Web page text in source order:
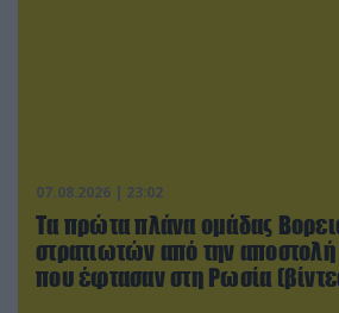
07.08.2026 | 23:02
Τα πρώτα πλάνα ομάδας
στρατιωτών από την
που έφτασαν στη Ρωσία